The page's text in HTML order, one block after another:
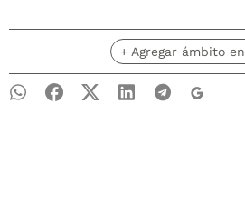
+ Agregar ámbito en